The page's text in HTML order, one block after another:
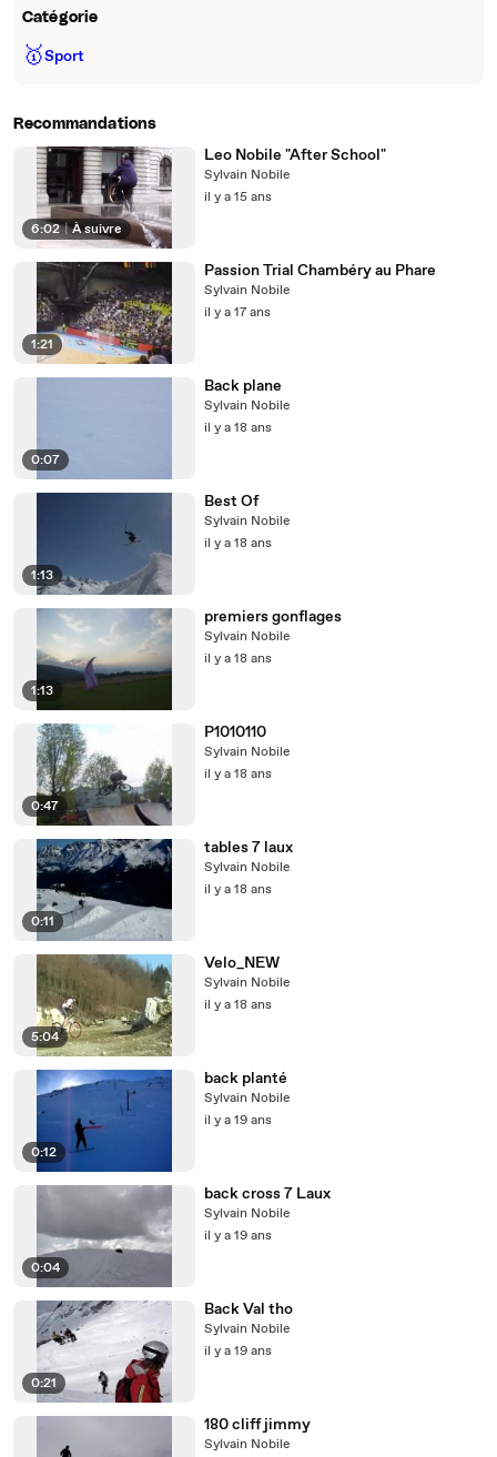
Catégorie
🥇Sport
Recommandations
6:02 | À suivre
Leo Nobile "After School"
Sylvain Nobile
il y a 15 ans
1:21
Passion Trial Chambéry au Phare
Sylvain Nobile
il y a 17 ans
0:07
Back plane
Sylvain Nobile
il y a 18 ans
1:13
Best Of
Sylvain Nobile
il y a 18 ans
1:13
premiers gonflages
Sylvain Nobile
il y a 18 ans
0:47
P1010110
Sylvain Nobile
il y a 18 ans
0:11
tables 7 laux
Sylvain Nobile
il y a 18 ans
5:04
Velo_NEW
Sylvain Nobile
il y a 18 ans
0:12
back planté
Sylvain Nobile
il y a 19 ans
0:04
back cross 7 Laux
Sylvain Nobile
il y a 19 ans
0:21
Back Val tho
Sylvain Nobile
il y a 19 ans
180 cliff jimmy
Sylvain Nobile